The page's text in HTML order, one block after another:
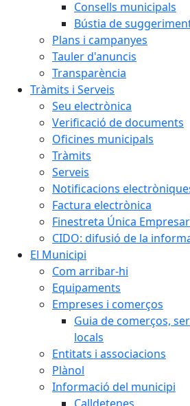
Consells municipals
Bústia de
Plans i campanyes
Tauler d'anuncis
Transparència
Tràmits i Serveis
Seu electrònica
Verificació de documents
Oficines municipals
Tràmits
Serveis
Notificacions
Factura electrònica
Finestreta Única
CIDO: difusió de la
El Municipi
Com arribar-hi
Equipaments
Empreses i comerços
Guia de comerços,
locals
Entitats i associacions
Plànol
Informació del municipi